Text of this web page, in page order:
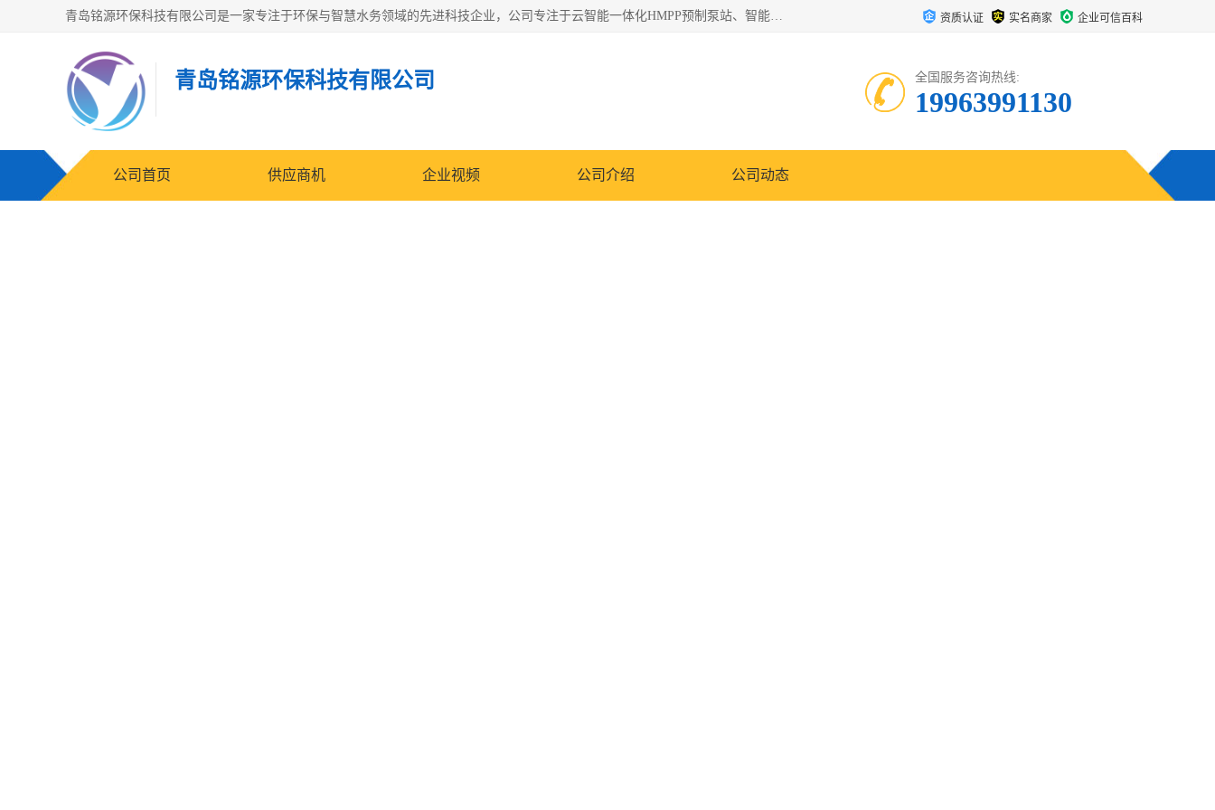
青岛铭源环保科技有限公司是一家专注于环保与智慧水务领域的先进科技企业，公司专注于云智能一体化HMPP预制泵站、智能截流井设备、调蓄池雨洪管理设备、水务循环利用、云智慧水务开发及新型环保技术研发等领域。 资质认证 实名商家 企业可信百科
青岛铭源环保科技有限公司 全国服务咨询热线:
19963991130
公司首页 供应商机 企业视频 公司介绍 公司动态